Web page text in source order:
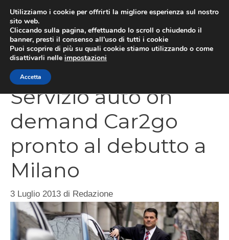
contenuto
Servizio auto on
demand Car2go
pronto al debutto a
Milano
3 Luglio 2013 di Redazione
Utilizziamo i cookie per offrirti la migliore esperienza sul nostro
sito web.
Cliccando sulla pagina, effettuando lo scroll o chiudendo il
banner, presti il consenso all’uso di tutti i cookie
Puoi scoprire di più su quali cookie stiamo utilizzando o come
disattivarli nelle impostazioni
Accetta